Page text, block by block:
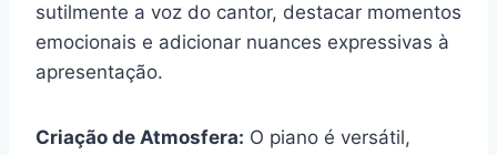
sutilmente a voz do cantor, destacar momentos
emocionais e adicionar nuances expressivas à
apresentação.
Criação de Atmosfera: O piano é versátil,